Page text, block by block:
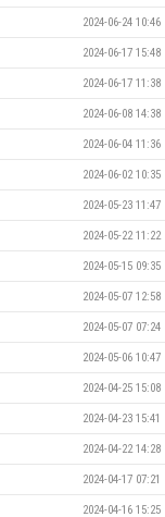
2024-06-24 10:46
2024-06-17 15:48
2024-06-17 11:38
2024-06-08 14:38
2024-06-04 11:36
2024-06-02 10:35
2024-05-23 11:47
2024-05-22 11:22
2024-05-15 09:35
2024-05-07 12:58
2024-05-07 07:24
2024-05-06 10:47
2024-04-25 15:08
2024-04-23 15:41
2024-04-22 14:28
2024-04-17 07:21
2024-04-16 15:25